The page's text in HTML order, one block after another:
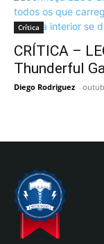
Crítica
CRÍTICA –
Thunderful
Diego Rodriguez -